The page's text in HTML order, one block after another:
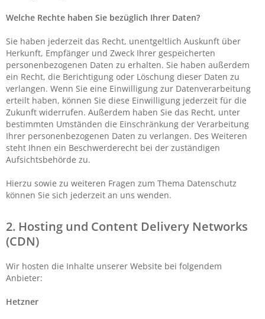
Welche Rechte haben Sie bezüglich Ihrer Daten?
Sie haben jederzeit das Recht, unentgeltlich Auskunft über
Herkunft, Empfänger und Zweck Ihrer gespeicherten
personenbezogenen Daten zu erhalten. Sie haben außerdem
ein Recht, die Berichtigung oder Löschung dieser Daten zu
verlangen. Wenn Sie eine Einwilligung zur Datenverarbeitung
erteilt haben, können Sie diese Einwilligung jederzeit für die
Zukunft widerrufen. Außerdem haben Sie das Recht, unter
bestimmten Umständen die Einschränkung der Verarbeitung
Ihrer personenbezogenen Daten zu verlangen. Des Weiteren
steht Ihnen ein Beschwerderecht bei der zuständigen
Aufsichtsbehörde zu.
Hierzu sowie zu weiteren Fragen zum Thema Datenschutz
können Sie sich jederzeit an uns wenden.
2. Hosting und Content Delivery Networks
(CDN)
Wir hosten die Inhalte unserer Website bei folgendem
Anbieter:
Hetzner